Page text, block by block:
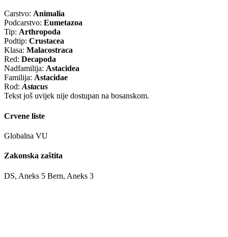
Carstvo: Animalia
Podcarstvo: Eumetazoa
Tip: Arthropoda
Podtip: Crustacea
Klasa: Malacostraca
Red: Decapoda
Nadfamilija: Astacidea
Familija: Astacidae
Rod:Astacus
Tekst još uvijek nije dostupan na bosanskom.
Crvene liste
Globalna VU
Zakonska zaštita
DS, Aneks 5 Bern, Aneks 3